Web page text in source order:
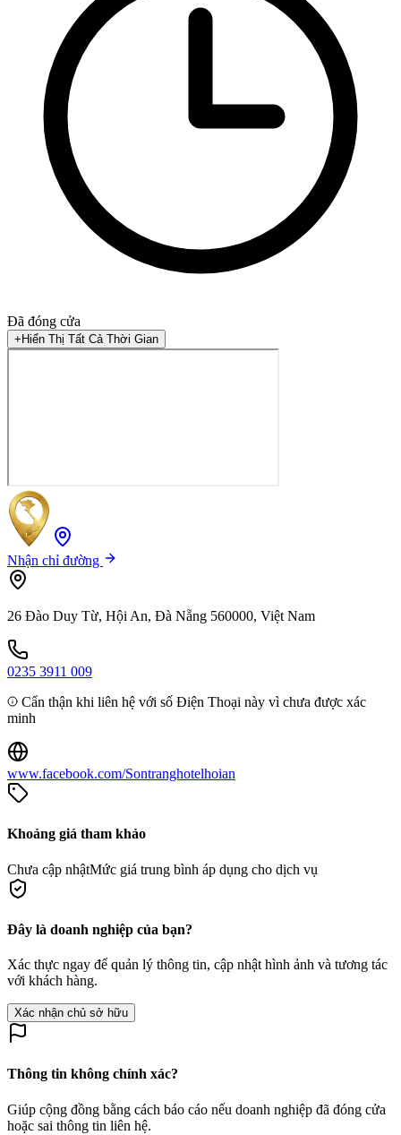
Đã đóng cửa
+ Hiển Thị Tất Cả Thời Gian
Nhận chỉ đường
26 Đào Duy Từ, Hội An, Đà Nẵng 560000, Việt Nam
0235 3911 009
Cẩn thận khi liên hệ với số Điện Thoại này vì chưa được xác
minh
www.facebook.com/Sontranghotelhoian
Khoảng giá tham khảo
Chưa cập nhậtMức giá trung bình áp dụng cho dịch vụ
Đây là doanh nghiệp của bạn?
Xác thực ngay để quản lý thông tin, cập nhật hình ảnh và tương tác
với khách hàng.
Xác nhận chủ sở hữu
Thông tin không chính xác?
Giúp cộng đồng bằng cách báo cáo nếu doanh nghiệp đã đóng cửa
hoặc sai thông tin liên hệ.